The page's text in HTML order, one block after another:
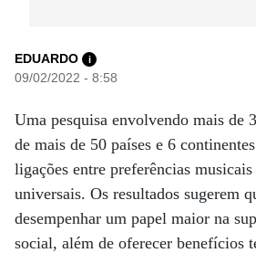
EDUARDO i
09/02/2022 - 8:58
Uma pesquisa envolvendo mais de
de mais de 50 países e 6
ligações entre preferências
universais. Os resultados sugerem
desempenhar um papel maior na
social, além de oferecer benefícios